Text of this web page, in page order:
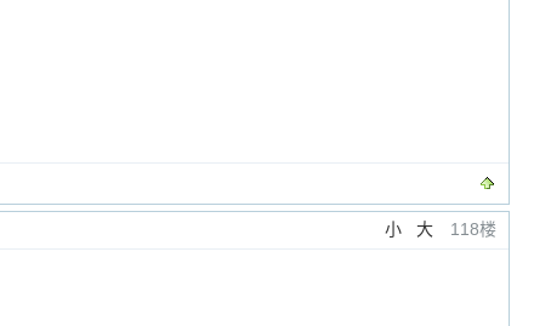
小 大 118楼